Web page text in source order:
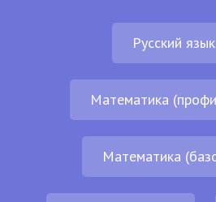
Русский язык
Математика
Математика